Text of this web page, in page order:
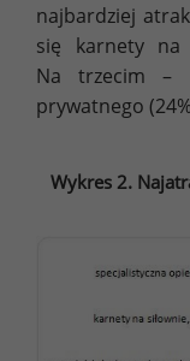
najbardziej
się karnety na
Na trzecim –
prywatnego
Wykres 2.